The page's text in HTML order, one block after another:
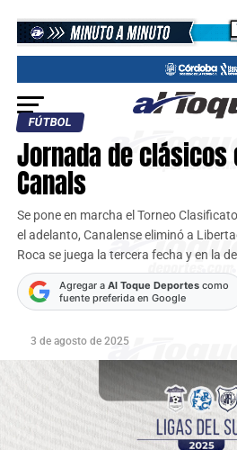
FÚTBOL
Jornada de clásicos
Canals
Se pone en marcha el Torneo
el adelanto, Canalense eliminó a
Roca se juega la tercera fecha y en la
Agregar a Al Toque Deportescomo
fuente preferida en Google
3 de agosto de 2025